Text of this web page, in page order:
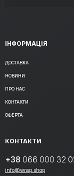
ІНФОРМАЦІЯ
ДОСТАВКА
НОВИНИ
ПРО НАС
КОНТАКТИ
ОФЕРТА
КОНТАКТИ
+38 066 000 32
info@wrap.shop